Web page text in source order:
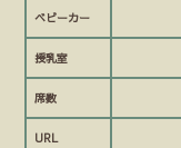
ベビーカー
授乳室
席数
URL